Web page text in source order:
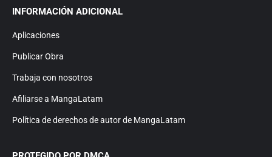
INFORMACIÓN ADICIONAL
Aplicaciones
Publicar Obra
Trabaja con nosotros
Afiliarse a MangaLatam
Política de derechos de autor de MangaLatam